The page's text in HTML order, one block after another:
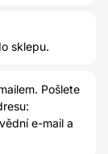
sklepu.
Pošlete
e-mail a